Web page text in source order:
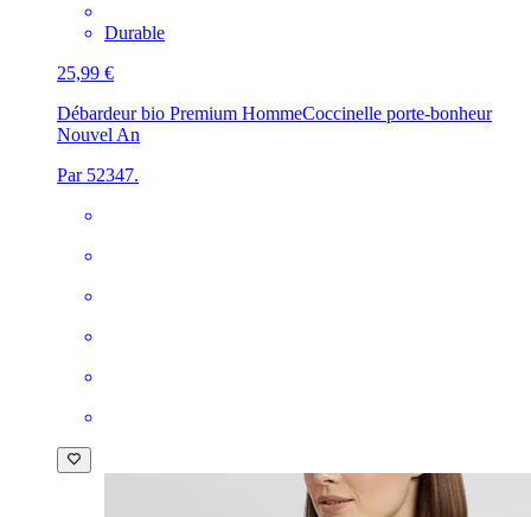
Durable
25,99 €
Débardeur bio Premium HommeCoccinelle porte-bonheur
Nouvel An
Par 52347.